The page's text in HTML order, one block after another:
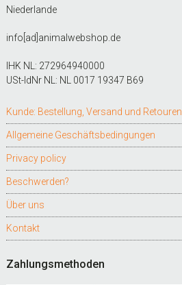
Niederlande
info[ad]animalwebshop.de
IHK NL: 272964940000
USt-IdNr NL: NL 0017 19347 B69
Kunde: Bestellung, Versand und Retouren
Allgemeine Geschäftsbedingungen
Privacy policy
Beschwerden?
Über uns
Kontakt
Zahlungsmethoden